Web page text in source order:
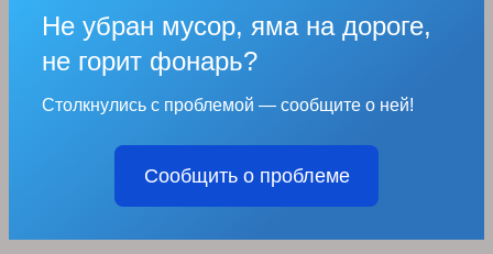
Не убран мусор, яма на дороге,
не горит фонарь?
Столкнулись с проблемой — сообщите о ней!
Сообщить о проблеме